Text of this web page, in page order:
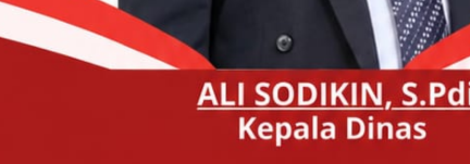
nasional dan cuti bersama yang jatuh pada tanggal 14-
Daerah Air Minum (Perumda) Ake Mayora Kota
pelayanan seperti biasanya.
secara bersama oleh Direktur, Kepala Bagian dan
lingkup kerja Perumda Ake Mayora.